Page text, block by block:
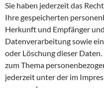
Sie haben jederzeit das
Ihre gespeicherten
Herkunft und Empfänger
Datenverarbeitung sowie
oder Löschung dieser
zum Thema
jederzeit unter der im